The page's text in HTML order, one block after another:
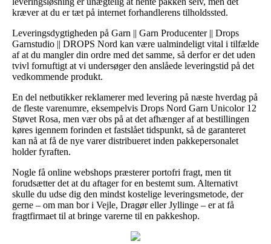
kræver at du er tæt på internet forhandlerens tilholdssted.
Leveringsdygtigheden på Garn || Garn Producenter || Drops
Garnstudio || DROPS Nord kan være ualmindeligt vital i tilfælde
af at du mangler din ordre med det samme, så derfor er det uden
tvivl fornuftigt at vi undersøger den anslåede leveringstid på det
vedkommende produkt.
En del netbutikker reklamerer med levering på næste hverdag på
de fleste varenumre, eksempelvis Drops Nord Garn Unicolor 12
Støvet Rosa, men vær obs på at det afhænger af at bestillingen
køres igennem forinden et fastslået tidspunkt, så de garanteret
kan nå at få de nye varer distribueret inden pakkepersonalet
holder fyraften.
Nogle få online webshops præsterer portofri fragt, men tit
forudsætter det at du aftager for en bestemt sum. Alternativt
skulle du udse dig den mindst kostelige leveringsmetode, der
gerne – om man bor i Vejle, Dragør eller Jyllinge – er at få
fragtfirmaet til at bringe varerne til en pakkeshop.